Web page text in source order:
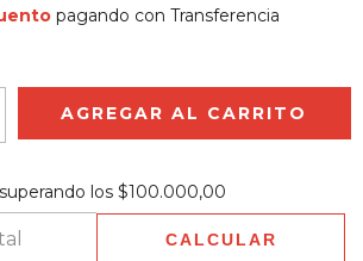
pagando con Transferencia
CAMBIAR CP
superando los$100.000,00
CALCULAR